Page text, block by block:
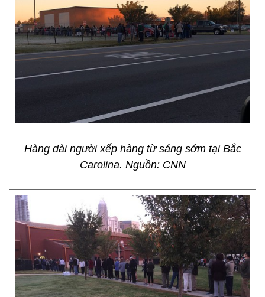
Hàng dài người xếp hàng từ sáng sớm tại Bắc
Carolina. Nguồn: CNN